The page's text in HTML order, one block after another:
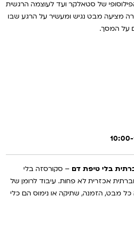
המשפחה
של סטאלקר ועד לעוצמה הרגשית
מציעה מבט נגיש ומעשיר על הרגע שבו
על המסך.
– סקורסזה בלי
אכזרית לא פחות. עיבוד לרומן של
כל מבט, הזמנה, שתיקה או נימוס הם כלי